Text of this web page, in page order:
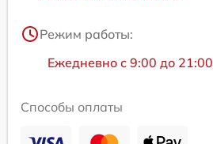
Режим работы:
Ежедневно с 9:00 до 21:00
Способы оплаты